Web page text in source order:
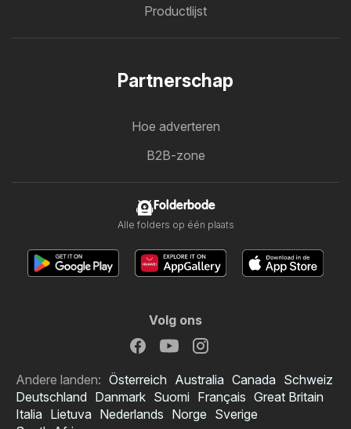
Productlijst
Partnerschap
Hoe adverteren
B2B-zone
Folderbode
Alle folders op één plaats
Volg ons
Andere landen: Österreich Australia Canada Schweiz
Deutschland Danmark Suomi Français Great Britain
Italia Lietuva Nederlands Norge Sverige